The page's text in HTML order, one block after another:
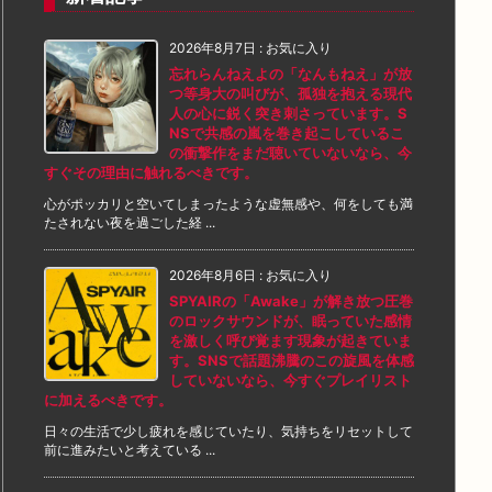
2026年8月7日 : お気に入り
忘れらんねえよの「なんもねえ」が放
つ等身大の叫びが、孤独を抱える現代
人の心に鋭く突き刺さっています。S
NSで共感の嵐を巻き起こしているこ
の衝撃作をまだ聴いていないなら、今
すぐその理由に触れるべきです。
心がポッカリと空いてしまったような虚無感や、何をしても満
たされない夜を過ごした経 ...
2026年8月6日 : お気に入り
SPYAIRの「Awake」が解き放つ圧巻
のロックサウンドが、眠っていた感情
を激しく呼び覚ます現象が起きていま
す。SNSで話題沸騰のこの旋風を体感
していないなら、今すぐプレイリスト
に加えるべきです。
日々の生活で少し疲れを感じていたり、気持ちをリセットして
前に進みたいと考えている ...